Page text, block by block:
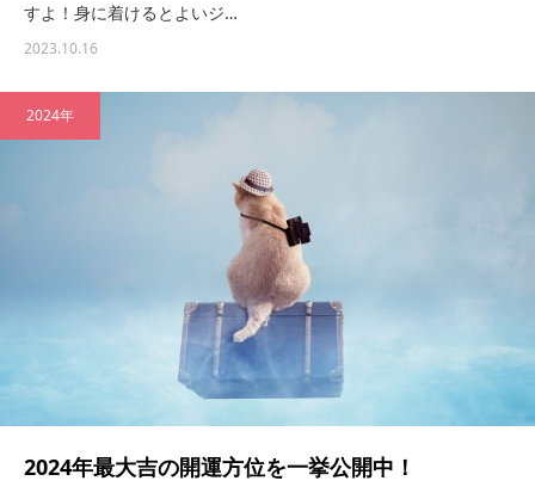
すよ！身に着けるとよいジ…
2023.10.16
2024年
2024年最大吉の開運方位を一挙公開中！